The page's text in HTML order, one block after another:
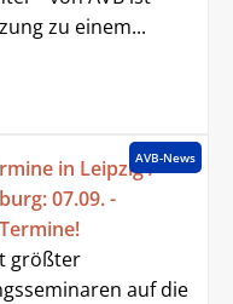
zu einem...
AVB-News
in Leipzig /
07.09. -
größter
auf die